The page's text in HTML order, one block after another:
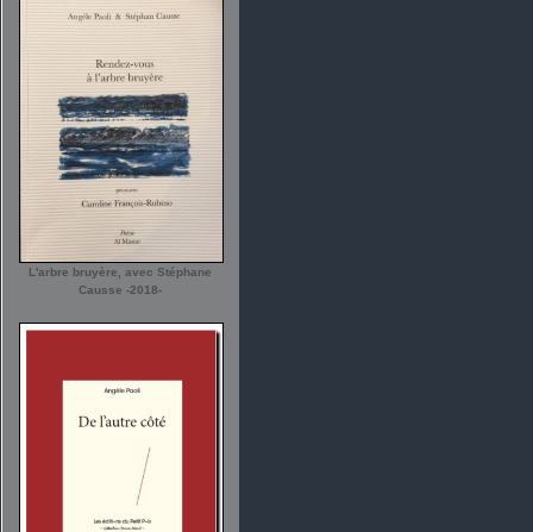
L'arbre bruyère, avec Stéphane
Causse -2018-